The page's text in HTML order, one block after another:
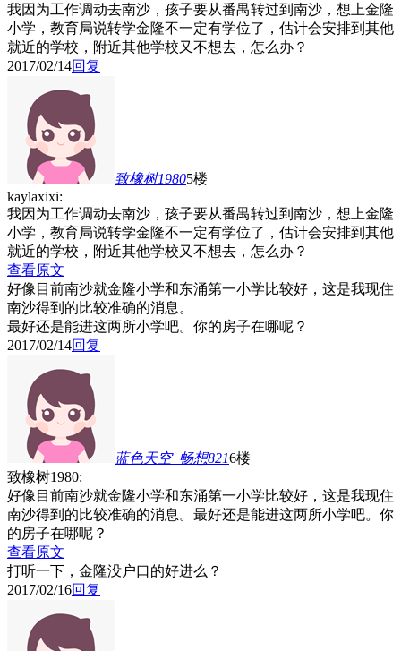
我因为工作调动去南沙，孩子要从番禺转过到南沙，想上金隆
小学，教育局说转学金隆不一定有学位了，估计会安排到其他
就近的学校，附近其他学校又不想去，怎么办？
2017/02/14回复
致橡树19805楼
kaylaxixi:
我因为工作调动去南沙，孩子要从番禺转过到南沙，想上金隆
小学，教育局说转学金隆不一定有学位了，估计会安排到其他
就近的学校，附近其他学校又不想去，怎么办？
查看原文
好像目前南沙就金隆小学和东涌第一小学比较好，这是我现住
南沙得到的比较准确的消息。
最好还是能进这两所小学吧。你的房子在哪呢？
2017/02/14回复
蓝色天空_畅想8216楼
致橡树1980:
好像目前南沙就金隆小学和东涌第一小学比较好，这是我现住
南沙得到的比较准确的消息。最好还是能进这两所小学吧。你
的房子在哪呢？
查看原文
打听一下，金隆没户口的好进么？
2017/02/16回复